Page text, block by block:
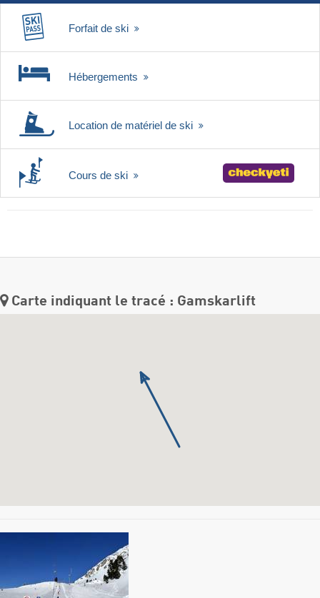
Forfait de ski
Hébergements
Location de matériel de ski
Cours de ski
Carte indiquant le tracé : Gamskarlift